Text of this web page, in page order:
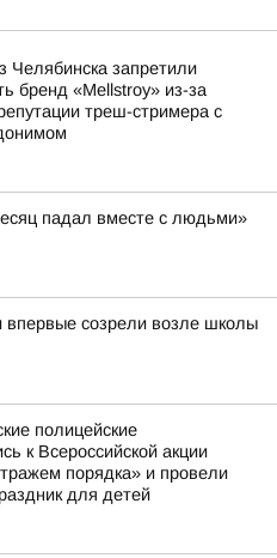
Челябинска запретили
бренд «Mellstroy» из-за
треш-стримера с
падал вместе с людьми»
впервые созрели возле школы
полицейские
к Всероссийской акции
порядка» и провели
для детей